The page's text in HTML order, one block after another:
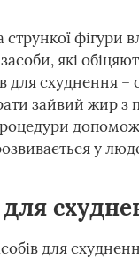
стрункої фігури
які
для схуднення –
зайвий жир з
у
для